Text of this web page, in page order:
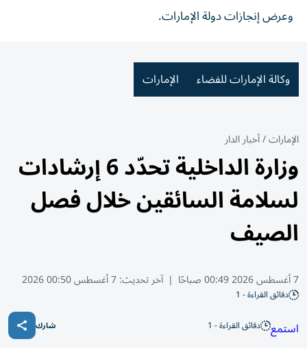
وعرض إنجازات دولة الإمارات.
وكالة الإمارات للفضاء الإمارات
الإمارات/أخبار الدار
وزارة الداخلية تحدّد 6 إرشادات
لسلامة السائقين خلال فصل
الصيف
7 أغسطس 2026 00:49 صباحًا | آخر تحديث:7 أغسطس 00:50 2026
دقائق القراءة - 1
استمع دقائق القراءة - 1 شارك